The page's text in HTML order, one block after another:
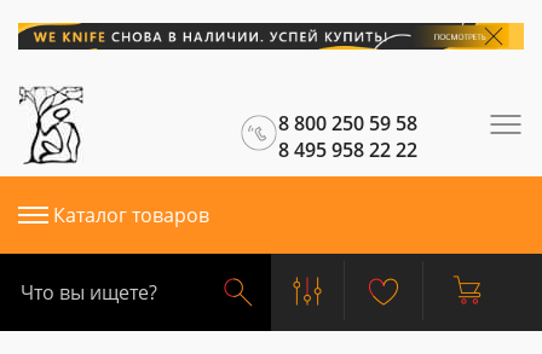
8 800 250 59 58
8 495 958 22 22
Каталог товаров